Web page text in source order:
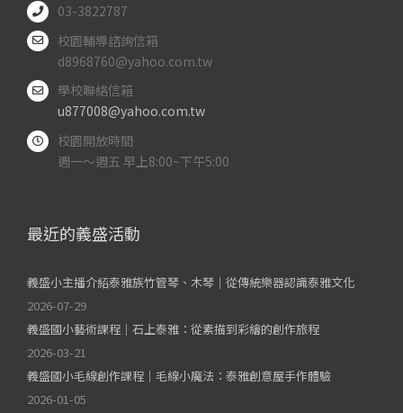
03-3822787
校園輔導諮詢信箱
d8968760@yahoo.com.tw
學校聯絡信箱
u877008@yahoo.com.tw
校園開放時間
週一～週五 早上8:00~下午5:00
最近的義盛活動
義盛小主播介紹泰雅族竹管琴、木琴｜從傳統樂器認識泰雅文化
2026-07-29
義盛國小藝術課程｜石上泰雅：從素描到彩繪的創作旅程
2026-03-21
義盛國小毛線創作課程｜毛線小魔法：泰雅創意屋手作體驗
2026-01-05